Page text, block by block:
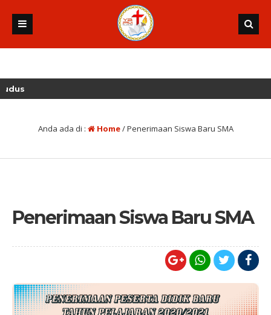
Anda ada di : Home/Penerimaan Siswa Baru SMA
Penerimaan Siswa Baru SMA